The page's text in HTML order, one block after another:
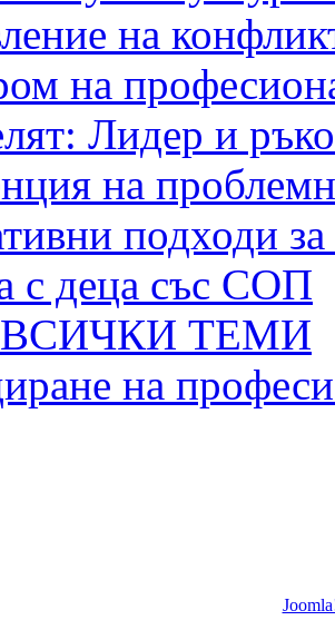
на
на
Лидер и
на
подходи
с деца със СОП
ТЕМИ
на